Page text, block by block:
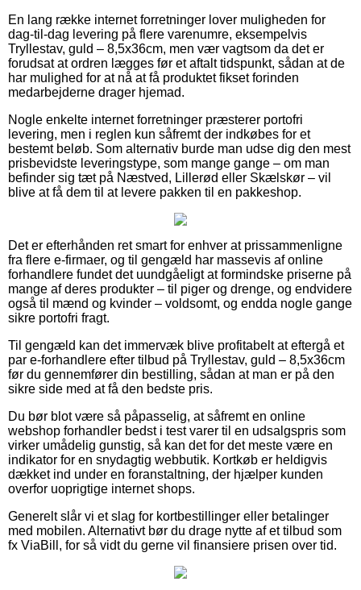
En lang række internet forretninger lover muligheden for
dag-til-dag levering på flere varenumre, eksempelvis
Tryllestav, guld – 8,5x36cm, men vær vagtsom da det er
forudsat at ordren lægges før et aftalt tidspunkt, sådan at de
har mulighed for at nå at få produktet fikset forinden
medarbejderne drager hjemad.
Nogle enkelte internet forretninger præsterer portofri
levering, men i reglen kun såfremt der indkøbes for et
bestemt beløb. Som alternativ burde man udse dig den mest
prisbevidste leveringstype, som mange gange – om man
befinder sig tæt på Næstved, Lillerød eller Skælskør – vil
blive at få dem til at levere pakken til en pakkeshop.
Det er efterhånden ret smart for enhver at prissammenligne
fra flere e-firmaer, og til gengæld har massevis af online
forhandlere fundet det uundgåeligt at formindske priserne på
mange af deres produkter – til piger og drenge, og endvidere
også til mænd og kvinder – voldsomt, og endda nogle gange
sikre portofri fragt.
Til gengæld kan det immervæk blive profitabelt at eftergå et
par e-forhandlere efter tilbud på Tryllestav, guld – 8,5x36cm
før du gennemfører din bestilling, sådan at man er på den
sikre side med at få den bedste pris.
Du bør blot være så påpasselig, at såfremt en online
webshop forhandler bedst i test varer til en udsalgspris som
virker umådelig gunstig, så kan det for det meste være en
indikator for en snydagtig webbutik. Kortkøb er heldigvis
dækket ind under en foranstaltning, der hjælper kunden
overfor uoprigtige internet shops.
Generelt slår vi et slag for kortbestillinger eller betalinger
med mobilen. Alternativt bør du drage nytte af et tilbud som
fx ViaBill, for så vidt du gerne vil finansiere prisen over tid.